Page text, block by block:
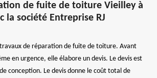
de fuite de toiture Vieilley à
la société Entreprise RJ
travaux de réparation de fuite de toiture. Avant
en urgence, elle élabore un devis. Le devis est
conception. Le devis donne le coût total de